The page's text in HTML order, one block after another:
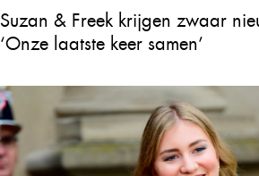
Suzan & Freek krijgen zwaar
‘Onze laatste keer samen’